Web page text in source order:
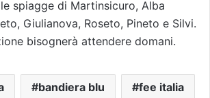
spiagge di Martinsicuro, Alba
Giulianova, Roseto, Pineto e Silvi.
bisognerà attendere domani.
bandiera blu fee italia